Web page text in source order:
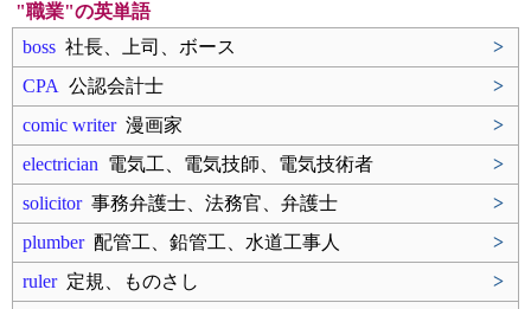
"職業"の英単語
boss 社長、上司、ボース
>
CPA 公認会計士
>
comic writer漫画家
>
electrician 電気工、電気技師、電気技術者
>
solicitor事務弁護士、法務官、弁護士
>
plumber配管工、鉛管工、水道工事人
>
ruler定規、ものさし
>